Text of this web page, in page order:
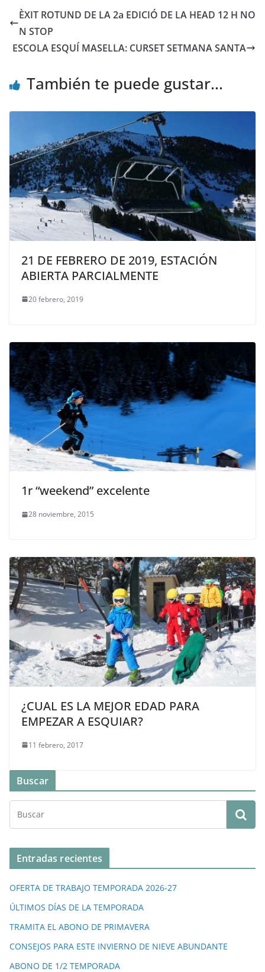
ÈXIT ROTUND DE LA 2a EDICIÓ DE LA HEAD 12 H NO
N STOP
ESCOLA ESQUÍ MASELLA: CURSET SETMANA SANTA
También te puede gustar...
21 DE FEBRERO DE 2019, ESTACIÓN
ABIERTA PARCIALMENTE
20 febrero, 2019
1r “weekend” excelente
28 noviembre, 2015
¿CUAL ES LA MEJOR EDAD PARA
EMPEZAR A ESQUIAR?
11 febrero, 2017
Buscar
Entradas recientes
OFERTA DE TRABAJO TEMPORADA 2026-27
ÚLTIMOS DÍAS DE LA TEMPORADA
TRAMITA EL ABONO DE PRIMAVERA
CONSEJOS PARA ESTE INVIERNO DE NIEVE ABUNDANTE
ABONO DE 1/2 TEMPORADA